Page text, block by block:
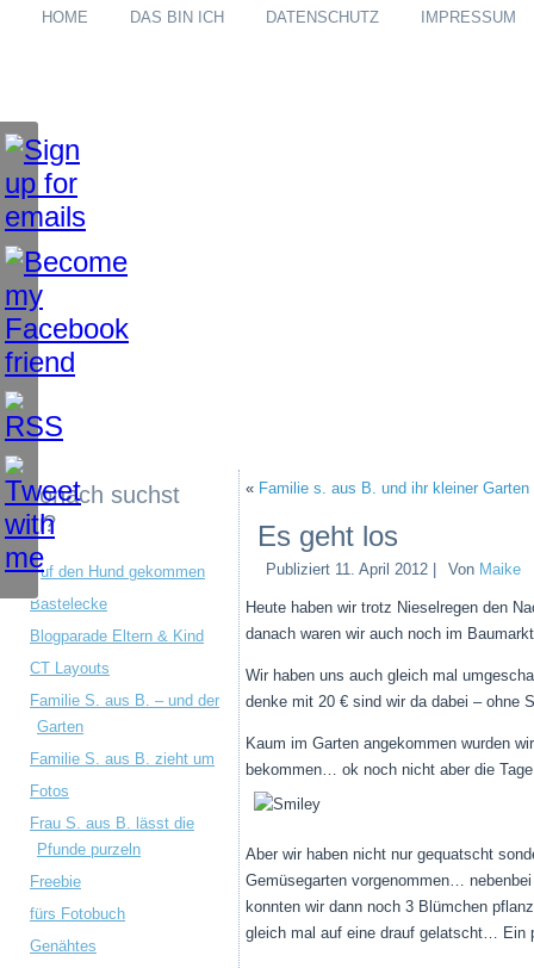
HOME DAS BIN ICH DATENSCHUTZ IMPRESSUM
Wonach suchst
du?
Auf den Hund gekommen
Bastelecke
Blogparade Eltern & Kind
CT Layouts
Familie S. aus B. – und der
Garten
Familie S. aus B. zieht um
Fotos
Frau S. aus B. lässt die
Pfunde purzeln
Freebie
fürs Fotobuch
Genähtes
« Familie s. aus B. und ihr kleiner Garten
Es geht los
Publiziert 11. April 2012 Von Maike
Heute haben wir trotz Nieselregen den
danach waren wir auch noch im
Wir haben uns auch gleich mal
denke mit 20 € sind wir da dabei –
Kaum im Garten angekommen wurden
bekommen… ok noch nicht aber die
Aber wir haben nicht nur gequatscht
Gemüsegarten vorgenommen…
konnten wir dann noch 3 Blümchen
gleich mal auf eine drauf gelatscht… Ein